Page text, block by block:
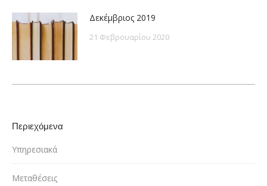
Δεκέμβριος 2019
21 Φεβρουαρίου 2020
Περιεχόμενα
Υπηρεσιακά
Μεταθέσεις